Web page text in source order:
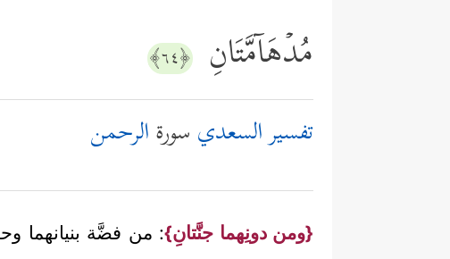
مُدۡهَاۤمَّتَانِ ﴿٦٤﴾
تفسير السعدي سورةالرحمن
{ومن دونِهما جنَّتانِ}: من فضَّة بنيانهما